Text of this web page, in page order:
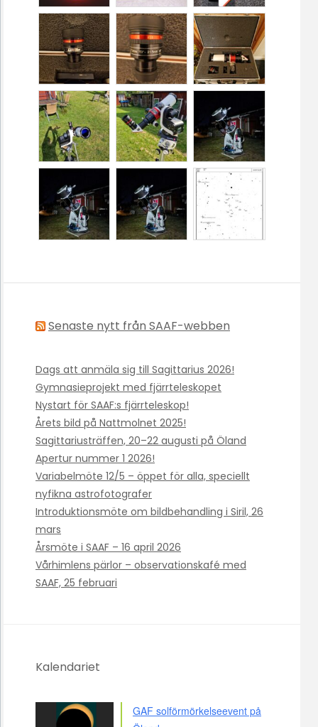
Senaste nytt från SAAF-webben
Dags att anmäla sig till Sagittarius 2026!
Gymnasieprojekt med fjärrteleskopet
Nystart för SAAF:s fjärrteleskop!
Årets bild på Nattmolnet 2025!
Sagittariusträffen, 20–22 augusti på Öland
Apertur nummer 1 2026!
Variabelmöte 12/5 – öppet för alla, speciellt
nyfikna astrofotografer
Introduktionsmöte om bildbehandling i Siril, 26
mars
Årsmöte i SAAF – 16 april 2026
Vårhimlens pärlor – observationskafé med
SAAF, 25 februari
Kalendariet
GAF solförmörkelseevent på